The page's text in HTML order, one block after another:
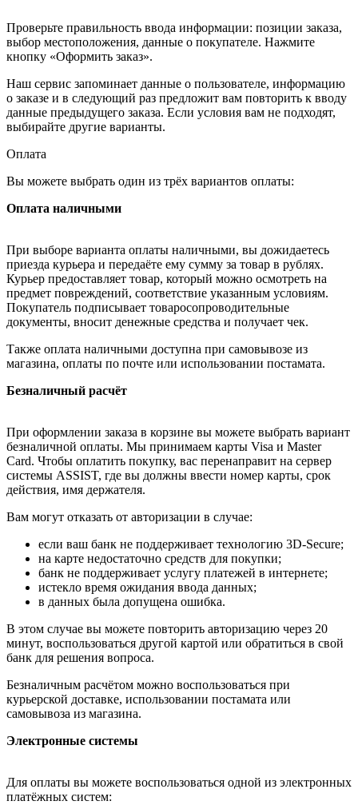
Проверьте правильность ввода информации: позиции заказа,
выбор местоположения, данные о покупателе. Нажмите
кнопку «Оформить заказ».
Наш сервис запоминает данные о пользователе, информацию
о заказе и в следующий раз предложит вам повторить к вводу
данные предыдущего заказа. Если условия вам не подходят,
выбирайте другие варианты.
Оплата
Вы можете выбрать один из трёх вариантов оплаты:
Оплата наличными
При выборе варианта оплаты наличными, вы дожидаетесь
приезда курьера и передаёте ему сумму за товар в рублях.
Курьер предоставляет товар, который можно осмотреть на
предмет повреждений, соответствие указанным условиям.
Покупатель подписывает товаросопроводительные
документы, вносит денежные средства и получает чек.
Также оплата наличными доступна при самовывозе из
магазина, оплаты по почте или использовании постамата.
Безналичный расчёт
При оформлении заказа в корзине вы можете выбрать вариант
безналичной оплаты. Мы принимаем карты Visa и Master
Card. Чтобы оплатить покупку, вас перенаправит на сервер
системы ASSIST, где вы должны ввести номер карты, срок
действия, имя держателя.
Вам могут отказать от авторизации в случае:
если ваш банк не поддерживает технологию 3D-Secure;
на карте недостаточно средств для покупки;
банк не поддерживает услугу платежей в интернете;
истекло время ожидания ввода данных;
в данных была допущена ошибка.
В этом случае вы можете повторить авторизацию через 20
минут, воспользоваться другой картой или обратиться в свой
банк для решения вопроса.
Безналичным расчётом можно воспользоваться при
курьерской доставке, использовании постамата или
самовывоза из магазина.
Электронные системы
Для оплаты вы можете воспользоваться одной из электронных
платёжных систем: